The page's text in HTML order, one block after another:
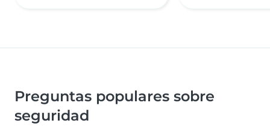
Preguntas populares sobre
seguridad